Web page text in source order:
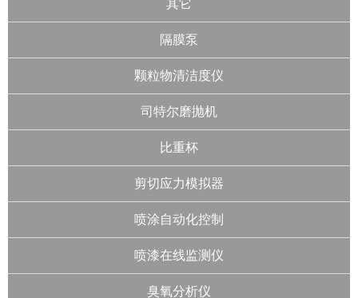
其它
隔膜泵
颗粒物清洁度仪
司特尔磨抛机
比重杯
剪切应力模拟器
喷涂自动化控制
喷漆在线监测仪
臭氧分析仪